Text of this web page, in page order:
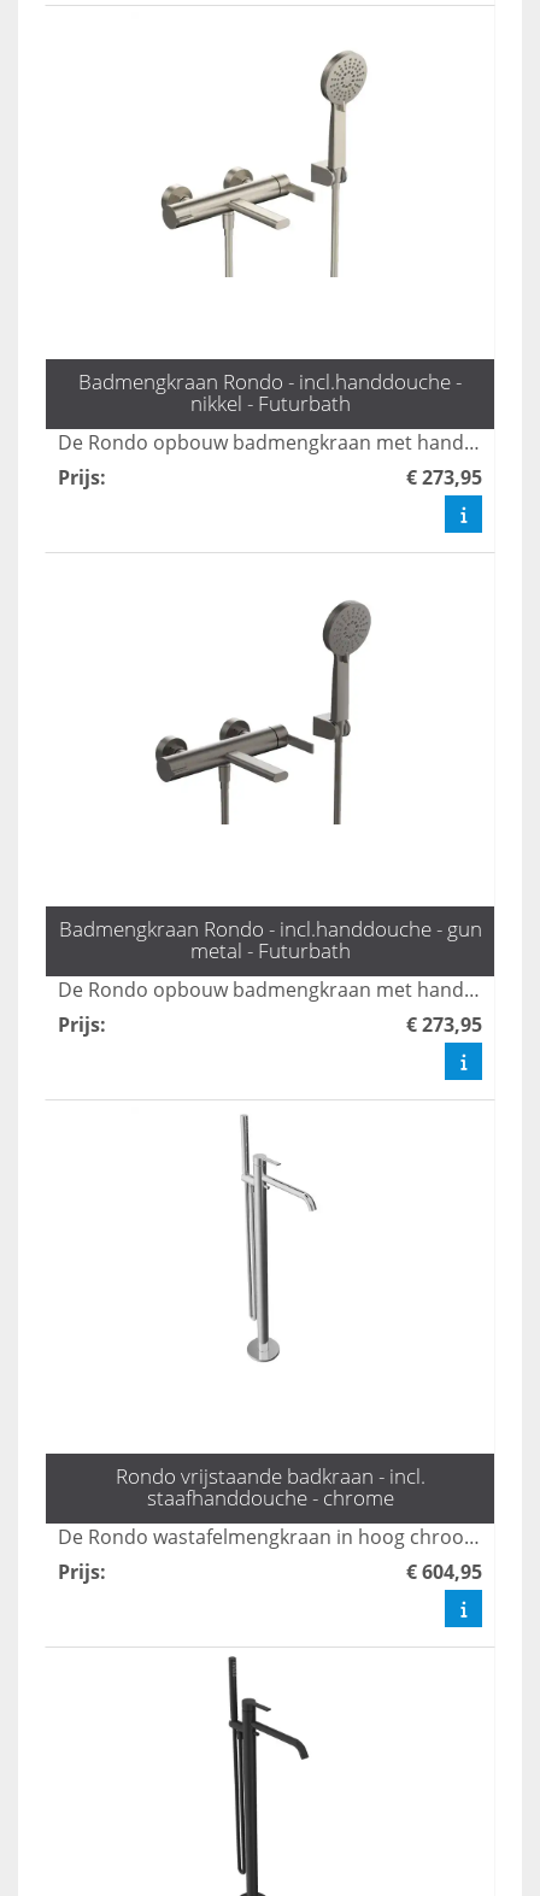
Badmengkraan Rondo - incl.handdouche -
nikkel - Futurbath
De Rondo opbouw badmengkraan met handdouche in mat goud biedt een stijlvolle en veelzijdige oplossing voor uw badkamer. Met drie standen zorgt deze kraan voor een comfortabele en aangepaste waterstroom, terwijl het luxe ontwerp een moderne uitstraling aan elke ruimte geeft. Geniet van zowel functionaliteit als elegantie met deze hoogwaardige mengkraan.
Prijs: € 273,95
Badmengkraan Rondo - incl.handdouche - gun
metal - Futurbath
De Rondo opbouw badmengkraan met handdouche in gun metal biedt luxe en functionaliteit met drie standen voor optimale waterstralen. Deze stijlvolle kraan combineert modern design met gebruiksgemak, waardoor het een perfecte aanvulling is voor elke badkamer. Geniet van een verfijnde uitstraling en een aangename douche-ervaring met deze hoogwaardige badmengkraan.
Prijs: € 273,95
Rondo vrijstaande badkraan - incl.
staafhanddouche - chrome
De Rondo wastafelmengkraan in hoog chroom combineert stijl met functionaliteit, ideaal voor moderne badkamers. Dankzij het strakke ontwerp en de hoogwaardige afwerking is deze kraan niet alleen een eyecatcher, maar ook duurzaam en gemakkelijk te onderhouden. Geniet van een soepele waterstroom en precisie bij het regelen van de temperatuur met deze elegante toevoeging aan uw sanitair.
Prijs: € 604,95